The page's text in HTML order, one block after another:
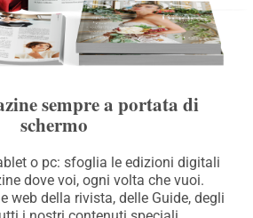
sempre a portata di
schermo
o pc: sfoglia le edizioni digitali
dove voi, ogni volta che vuoi.
web della rivista, delle Guide, degli